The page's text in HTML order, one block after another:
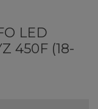
LED
450F (18-